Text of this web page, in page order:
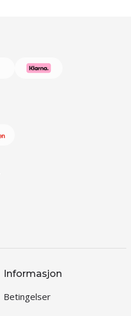
Informasjon
Betingelser